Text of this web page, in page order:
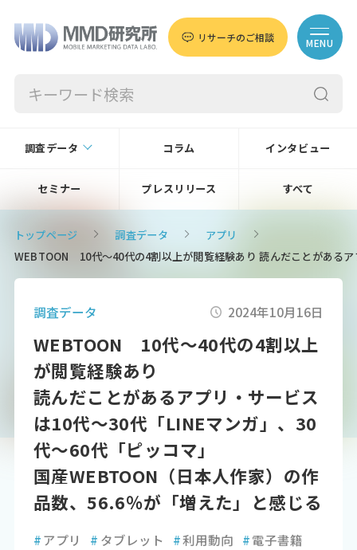
リサーチのご相談 MENU
調査データ コラム インタビュー
セミナー プレスリリース すべて
トップページ 調査データ
アプリ
WEBTOON 10代～40代の4割以上が閲覧経験あり 読んだことがある
調査データ 2024年10月16日
WEBTOON 10代～40代の4割以上
が閲覧経験あり
読んだことがあるアプリ・サービス
は10代～30代「LINEマンガ」、30
代～60代「ピッコマ」
国産WEBTOON（日本人作家）の作
品数、56.6％が「増えた」と感じる
#アプリ # タブレット #利用動向 #電子書籍